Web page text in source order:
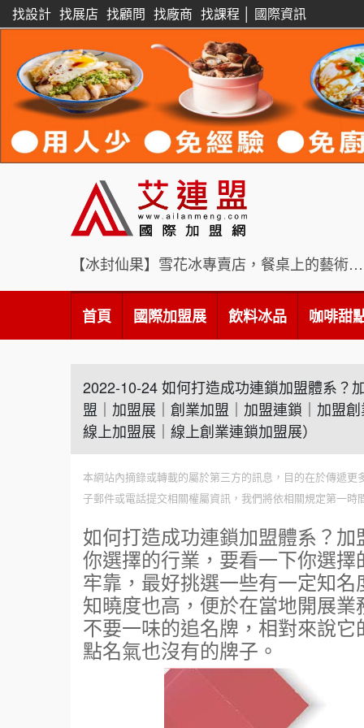
找設計 找展店 找顧問 找廠商 找課程 國際資訊
【冰封仙果】雪花冰專賣店，餐桌上的藝術饗宴
首頁 國際加盟展 飲料冰品 咖啡甜
2022-10-24 如何打造成功連鎖加盟體系？
盟｜加盟展｜創業加盟｜加盟連鎖｜加盟
線上加盟展｜線上創業連鎖加盟展）
本網站內摘錄或轉載的屬於第三方的訊息，目的在於傳遞
子郵件或電話提交相關權屬資訊，我們將依相關規定第一時
如何打造成功連鎖加盟體系？
你選擇的行業，要看一下你選
牢靠，最好挑選一些有一定知
知曉度也高，便於在當地開展
不要一味的追名牌，相對來說
點名氣也沒有的牌子。